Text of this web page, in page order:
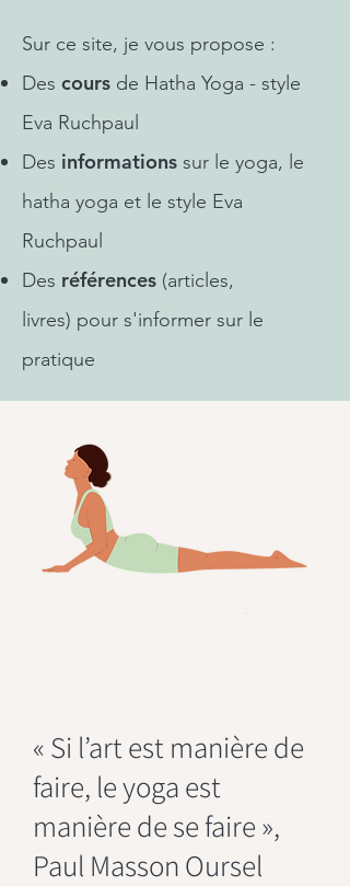
Sur ce site, je vous propose :
Des cours de Hatha Yoga - style
Eva Ruchpaul
Des informations sur le yoga, le
hatha yoga et le style Eva
Ruchpaul
Des références (articles,
livres) pour s'informer sur le
pratique
« Si l’art est manière de
faire, le yoga est
manière de se faire »,
Paul Masson Oursel